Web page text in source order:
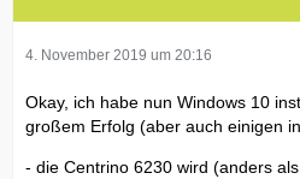
4. November 2019 um 20:16
Okay, ich habe nun Windows 10
großem Erfolg (aber auch einigen
- die Centrino 6230 wird (anders